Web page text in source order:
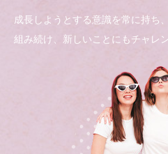
成長しようとする意識を常に持ち
組み続け、新しいことにもチャレ